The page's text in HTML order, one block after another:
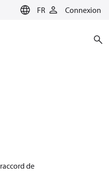
FR Connexion
de